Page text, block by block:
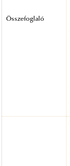
Összefoglaló